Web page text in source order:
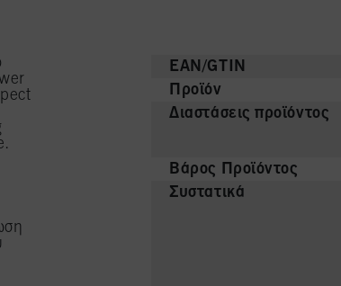
EAN/GTIN
Προϊόν
Διαστάσεις προϊόντος
Βάρος Προϊόντος
Συστατικά